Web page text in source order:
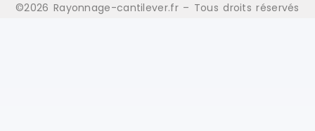
©2026 Rayonnage-cantilever.fr – Tous droits réservés